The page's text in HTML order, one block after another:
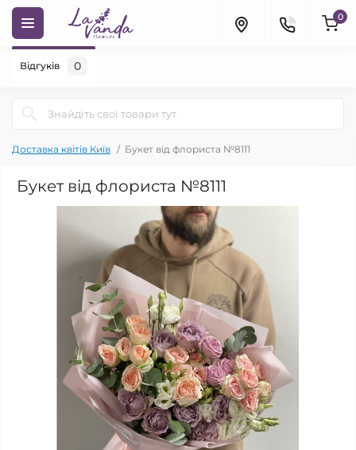
0
Доставка квітів Київ Букет від флориста №8111
Букет від флориста №8111
Відгуків 0